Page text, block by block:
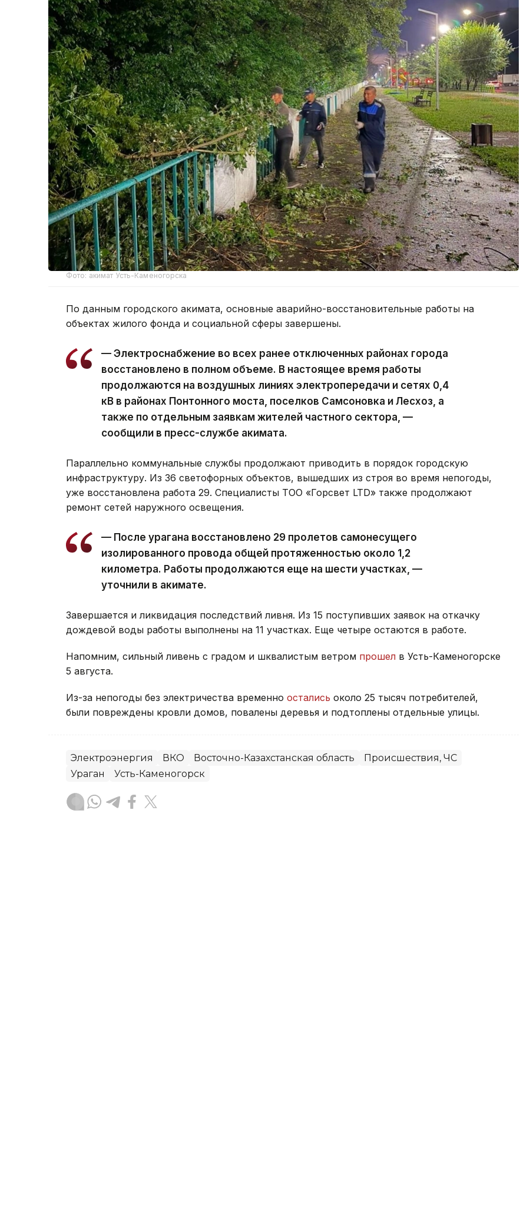
Фото: акимат Усть-Каменогорска
По данным городского акимата, основные аварийно-восстановительные работы на
объектах жилого фонда и социальной сферы завершены.
— Электроснабжение во всех ранее отключенных районах города
восстановлено в полном объеме. В настоящее время работы
продолжаются на воздушных линиях электропередачи и сетях 0,4
кВ в районах Понтонного моста, поселков Самсоновка и Лесхоз, а
также по отдельным заявкам жителей частного сектора, —
сообщили в пресс-службе акимата.
Параллельно коммунальные службы продолжают приводить в порядок городскую
инфраструктуру. Из 36 светофорных объектов, вышедших из строя во время непогоды,
уже восстановлена работа 29. Специалисты ТОО «Горсвет LTD» также продолжают
ремонт сетей наружного освещения.
— После урагана восстановлено 29 пролетов самонесущего
изолированного провода общей протяженностью около 1,2
километра. Работы продолжаются еще на шести участках, —
уточнили в акимате.
Завершается и ликвидация последствий ливня. Из 15 поступивших заявок на откачку
дождевой воды работы выполнены на 11 участках. Еще четыре остаются в работе.
Напомним, сильный ливень с градом и шквалистым ветром прошел в Усть-Каменогорске
5 августа.
Из-за непогоды без электричества временно остались около 25 тысяч потребителей,
были повреждены кровли домов, повалены деревья и подтоплены отдельные улицы.
Электроэнергия ВКО Восточно-Казахстанская область
Происшествия, ЧС
Ураган
Усть-Каменогорск